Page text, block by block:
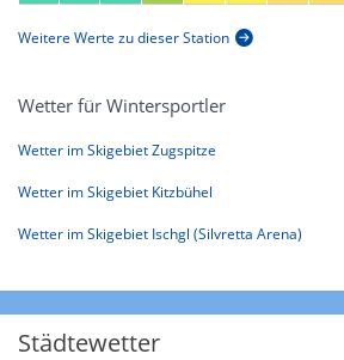
Weitere Werte zu dieser Station
Wetter für Wintersportler
Wetter im Skigebiet Zugspitze
Wetter im Skigebiet Kitzbühel
Wetter im Skigebiet Ischgl (Silvretta Arena)
Städtewetter